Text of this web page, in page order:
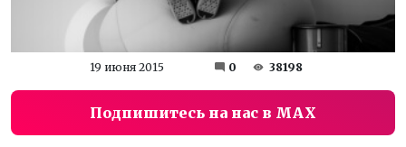
19 июня 2015 0 38198
Подпишитесь на нас в MAX